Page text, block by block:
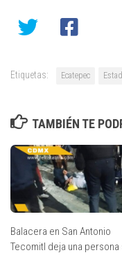
Etiquetas: Ecatepec
TAMBIÉN TE
Balacera en San Antonio
Tecomitl deja una persona